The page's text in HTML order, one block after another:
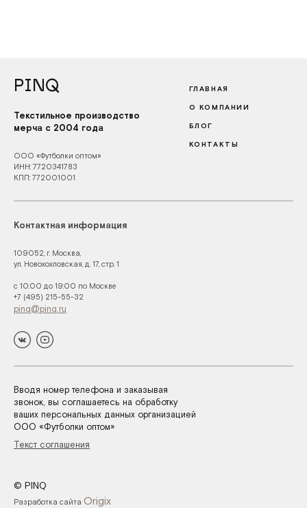
PINQ
Текстильное производство
мерча с 2004 года
ООО «Футболки оптом»
ИНН: 7720341783
КПП: 772001001
ГЛАВНАЯ
О КОМПАНИИ
БЛОГ
КОНТАКТЫ
Контактная информация
109052, г. Москва,
ул. Новохохловская, д. 17, стр. 1
с 10:00 до 19:00 по Москве
+7 (495) 215-55-32
pinq@pinq.ru
Вводя номер телефона и заказывая
звонок, вы соглашаетесь на обработку
ваших персональных данных организацией
ООО «Футболки оптом»
Текст соглашения
© PINQ
Разработка сайта Origix